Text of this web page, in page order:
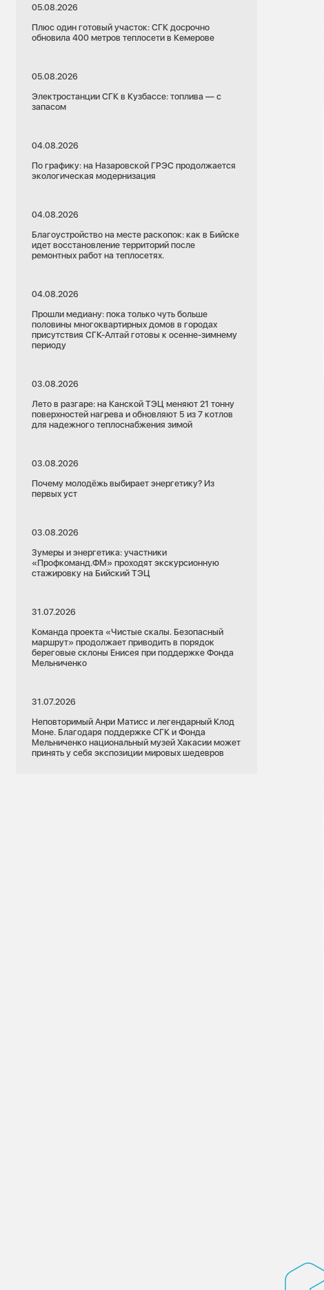
05.08.2026
Плюс один готовый участок: СГК досрочно
обновила 400 метров теплосети в Кемерове
05.08.2026
Электростанции СГК в Кузбассе: топлива — с
запасом
04.08.2026
По графику: на Назаровской ГРЭС продолжается
экологическая модернизация
04.08.2026
Благоустройство на месте раскопок: как в Бийске
идет восстановление территорий после
ремонтных работ на теплосетях.
04.08.2026
Прошли медиану: пока только чуть больше
половины многоквартирных домов в городах
присутствия СГК-Алтай готовы к осенне-зимнему
периоду
03.08.2026
Лето в разгаре: на Канской ТЭЦ меняют 21 тонну
поверхностей нагрева и обновляют 5 из 7 котлов
для надежного теплоснабжения зимой
03.08.2026
Почему молодёжь выбирает энергетику? Из
первых уст
03.08.2026
Зумеры и энергетика: участники
«Профкоманд.ФМ» проходят экскурсионную
стажировку на Бийский ТЭЦ
31.07.2026
Команда проекта «Чистые скалы. Безопасный
маршрут» продолжает приводить в порядок
береговые склоны Енисея при поддержке Фонда
Мельниченко
31.07.2026
Неповторимый Анри Матисс и легендарный Клод
Моне. Благодаря поддержке СГК и Фонда
Мельниченко национальный музей Хакасии может
принять у себя экспозиции мировых шедевров